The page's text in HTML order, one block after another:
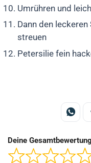
Umrühren und
Dann den
streuen
Petersilie fein
Deine Gesamtbewertung